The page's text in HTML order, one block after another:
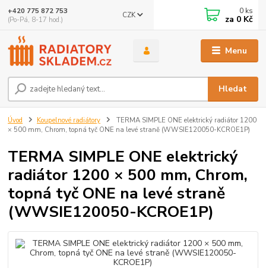
Menu
CZK
Hledat
+420 775 872 753
(Po-Pá, 8-17 hod.)
0 ks
za 0 Kč
Úvod Koupelnové radiátory
TERMA SIMPLE ONE elektrický radiátor 1200
× 500 mm, Chrom, topná tyč ONE na levé straně (WWSIE120050-KCROE1P)
TERMA SIMPLE ONE elektrický
radiátor 1200 × 500 mm, Chrom,
topná tyč ONE na levé straně
(WWSIE120050-KCROE1P)